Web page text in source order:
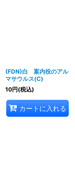
(FDN)白 案内役のアル
マサウルス(C)
10円(税込)
カートに入れる